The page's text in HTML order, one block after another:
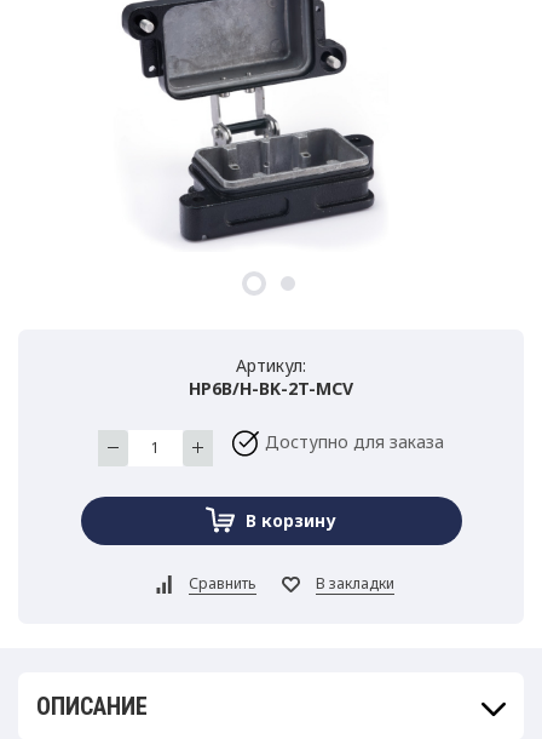
Артикул:
HP6B/H-BK-2T-MCV
Доступно для заказа
ОПИСАНИЕ